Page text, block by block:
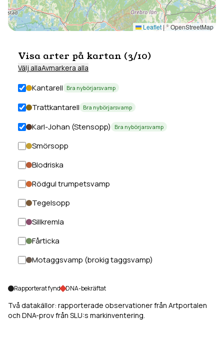
Leaflet |© OpenStreetMap
Visa arter på kartan (3/10)
Välj allaAvmarkera alla
Kantarell Bra nybörjarsvamp
Trattkantarell Bra nybörjarsvamp
Karl-Johan (Stensopp) Bra nybörjarsvamp
Smörsopp
Blodriska
Rödgul trumpetsvamp
Tegelsopp
Sillkremla
Fårticka
Motaggsvamp (brokig taggsvamp)
Rapporterat fynd DNA-bekräftat
Två datakällor: rapporterade observationer från Artportalen
och DNA-prov från SLU:s markinventering.